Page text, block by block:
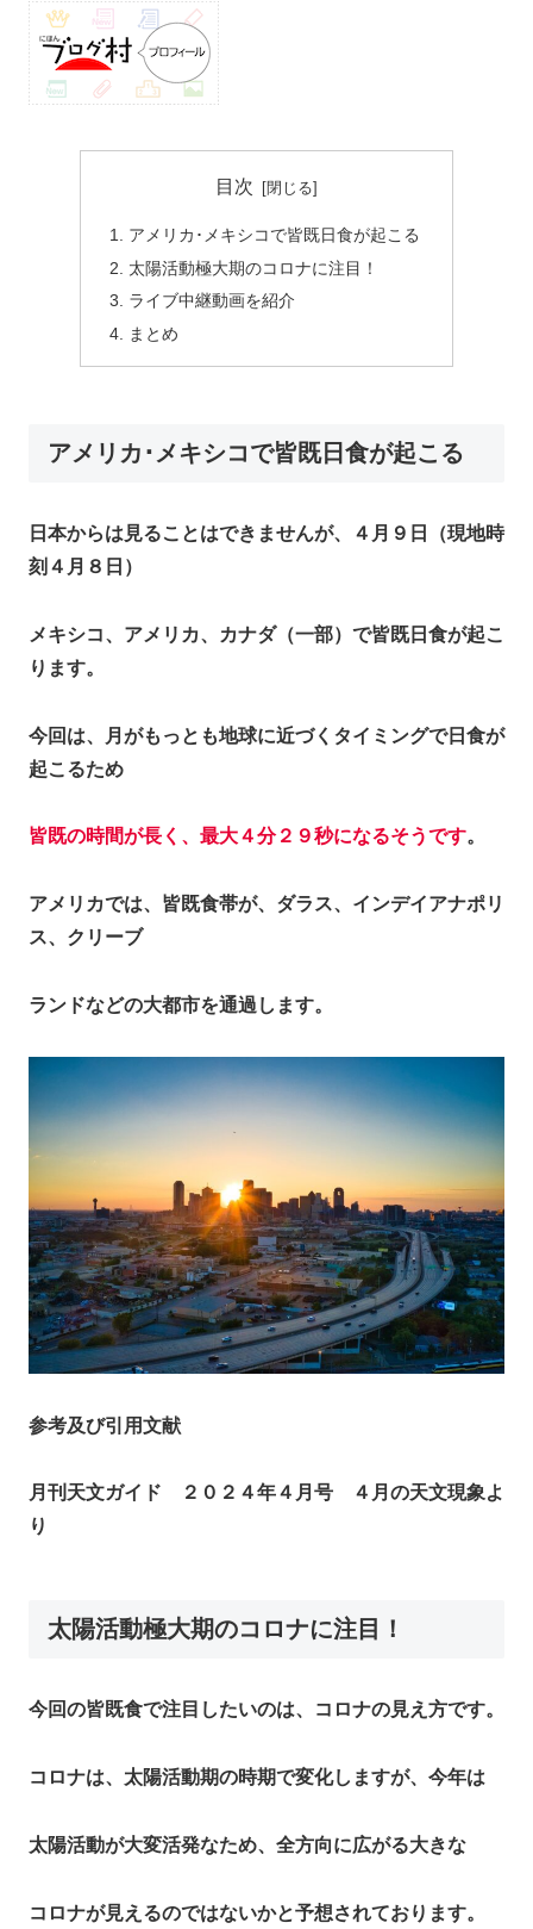
目次
アメリカ･メキシコで皆既日食が起こる
太陽活動極大期のコロナに注目！
ライブ中継動画を紹介
まとめ
アメリカ･メキシコで皆既日食が起こる
日本からは見ることはできませんが、４月９日（現地時
刻４月８日）
メキシコ、アメリカ、カナダ（一部）で皆既日食が起こ
ります。
今回は、月がもっとも地球に近づくタイミングで日食が
起こるため
皆既の時間が長く、最大４分２９秒になるそうです。
アメリカでは、皆既食帯が、ダラス、インデイアナポリ
ス、クリーブ
ランドなどの大都市を通過します。
参考及び引用文献
月刊天文ガイド ２０２４年４月号 ４月の天文現象よ
り
太陽活動極大期のコロナに注目！
今回の皆既食で注目したいのは、コロナの見え方です。
コロナは、太陽活動期の時期で変化しますが、今年は
太陽活動が大変活発なため、全方向に広がる大きな
コロナが見えるのではないかと予想されております。